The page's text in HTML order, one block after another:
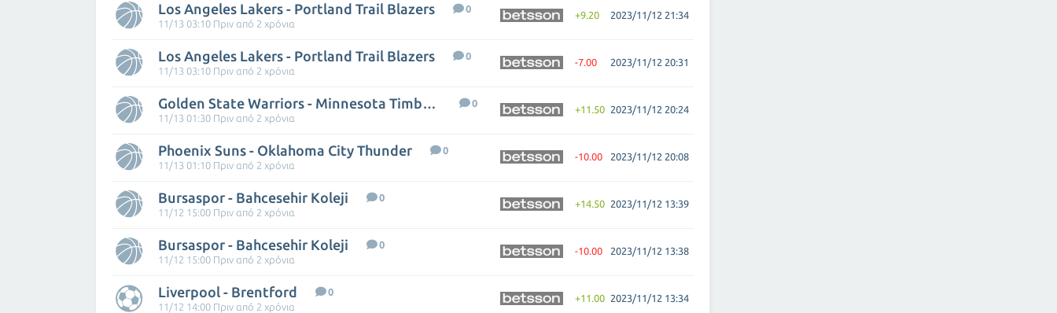
Los Angeles Lakers - Portland Trail Blazers
0
11/13 03:10 Πριν από 2 χρόνια
+9.20 2023/11/12 21:34
Los Angeles Lakers - Portland Trail Blazers
0
11/13 03:10 Πριν από 2 χρόνια
-7.00 2023/11/12 20:31
Golden State Warriors - Minnesota Timberwolves
0
11/13 01:30 Πριν από 2 χρόνια
+11.50 2023/11/12 20:24
Phoenix Suns - Oklahoma City Thunder
0
11/13 01:10 Πριν από 2 χρόνια
-10.00 2023/11/12 20:08
Bursaspor - Bahcesehir Koleji
0
11/12 15:00 Πριν από 2 χρόνια
+14.50 2023/11/12 13:39
Bursaspor - Bahcesehir Koleji
0
11/12 15:00 Πριν από 2 χρόνια
-10.00 2023/11/12 13:38
Liverpool - Brentford
0
11/12 14:00 Πριν από 2 χρόνια
+11.00 2023/11/12 13:34